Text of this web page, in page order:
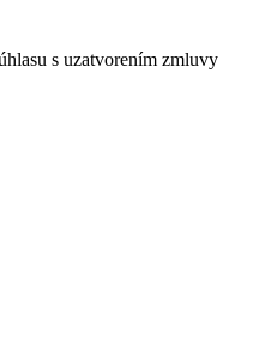
s uzatvorením zmluvy